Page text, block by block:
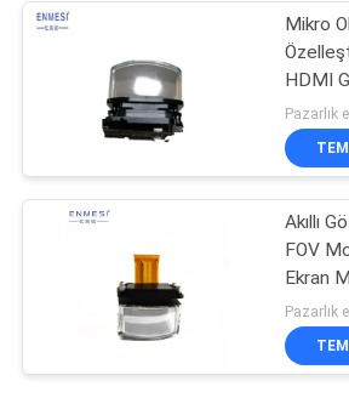
Görme Eğitim
Gözlükleri
Bluetooth
Mikro
HDMI
Pazarlık
Akıllı
FOV
Ekran
1080
Pazarlık